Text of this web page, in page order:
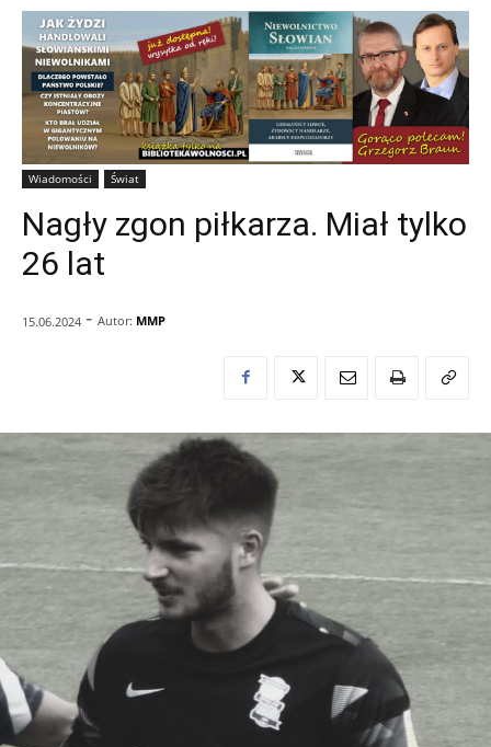
Wiadomości Świat
Nagły zgon piłkarza. Miał tylko
26 lat
15.06.2024 - Autor: MMP